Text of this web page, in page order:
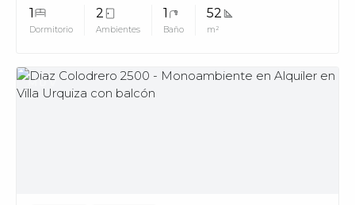
1
Dormitorio
2
Ambientes
1
Baño
52
m²
MUV